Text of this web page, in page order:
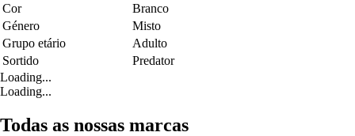
Cor
Branco
Género
Misto
Grupo etário
Adulto
Sortido
Predator
Loading...
Loading...
Todas as nossas marcas